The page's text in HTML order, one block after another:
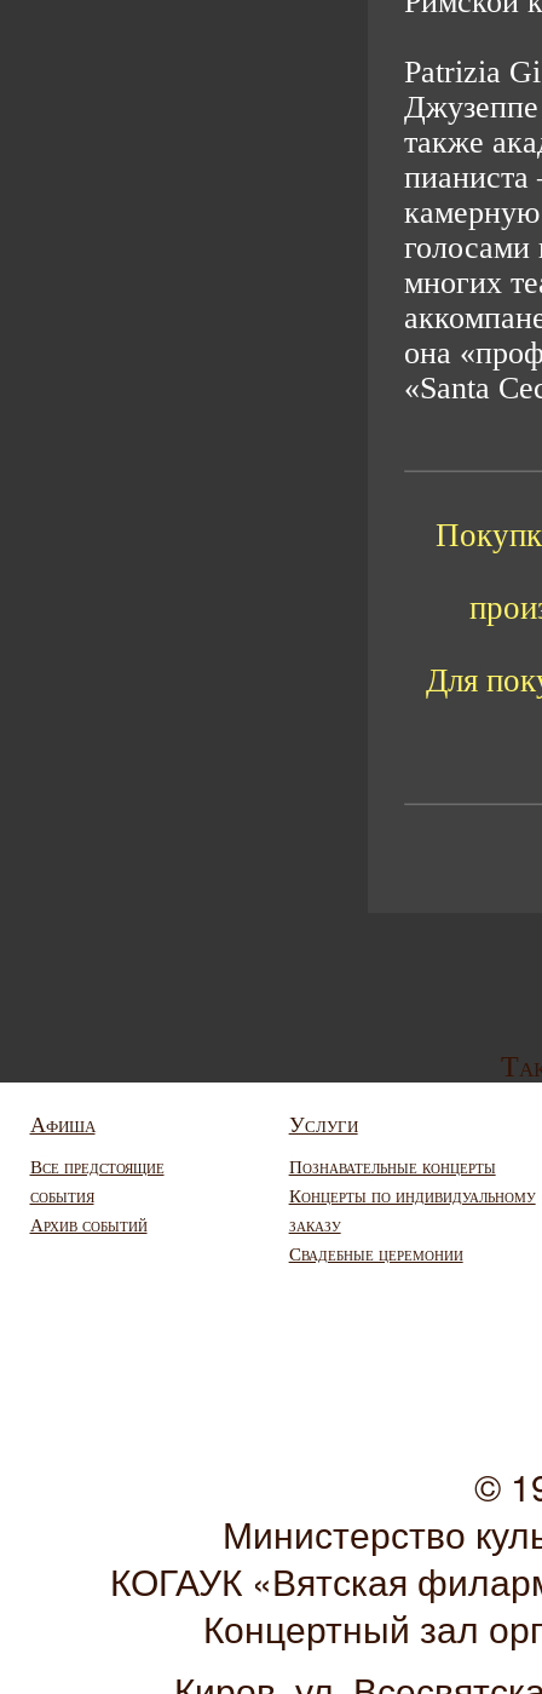
Patrizia
также
голосами
многих
она
«Santa
Для
Афиша
Все предстоящие
события
Архив событий
Услуги
Познавательные концерты
Концерты по индивидуальному
заказу
Свадебные церемонии
©
Министерство
КОГАУК «Вятская
Концертный зал